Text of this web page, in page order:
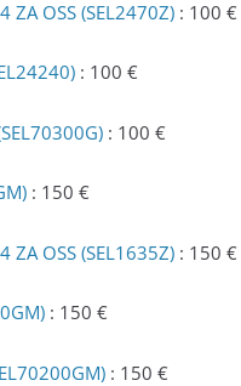
OSS (SEL2470Z) : 100 €
: 100 €
: 100 €
: 150 €
OSS (SEL1635Z) : 150 €
: 150 €
: 150 €